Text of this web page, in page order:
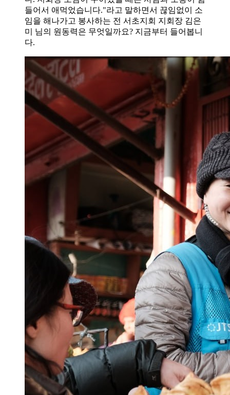
들어서 애먹었습니다."라고 말하면서 끊임없이 소
임을 해나가고 봉사하는 전 서초지회 지회장 김은
미 님의 원동력은 무엇일까요? 지금부터 들어봅니
다.